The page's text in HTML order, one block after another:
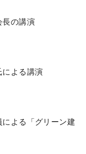
の講演
よる講演
よる「グリーン建